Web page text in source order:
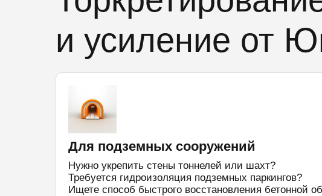
и усиление от
Для подземных сооружений
Нужно укрепить стены тоннелей или шахт?
Требуется гидроизоляция подземных паркингов?
Ищете способ быстрого восстановления бетонной